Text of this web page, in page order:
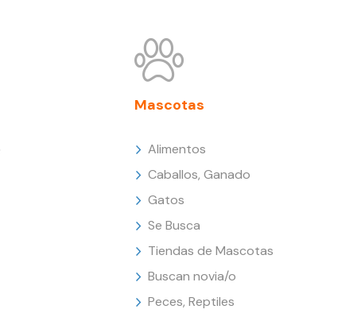
Mascotas
Alimentos
Caballos, Ganado
Gatos
Se Busca
Tiendas de Mascotas
Buscan novia/o
Peces, Reptiles